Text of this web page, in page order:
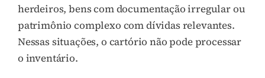
herdeiros, bens com documentação irregular ou
patrimônio complexo com dívidas relevantes.
Nessas situações, o cartório não pode processar
o inventário.